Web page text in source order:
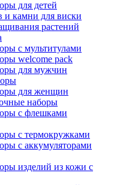
для детей
и камни для виски
растений
с мультитулами
welcome pack
для мужчин
для женщин
наборы
с флешками
с термокружками
с аккумуляторами
изделий из кожи с